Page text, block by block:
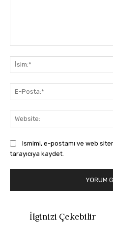
Ismimi, e-postamı ve web
tarayıcıya kaydet.
İlginizi Çekebilir